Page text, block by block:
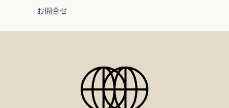
お問合せ